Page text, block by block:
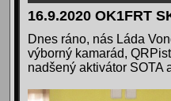
16.9.2020 OK1FRT
Dnes ráno, nás Láda
výborný kamarád,
nadšený aktivátor SOTA